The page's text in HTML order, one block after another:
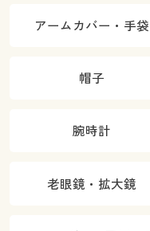
アームカバー・手袋
帽子
腕時計
老眼鏡・拡大鏡